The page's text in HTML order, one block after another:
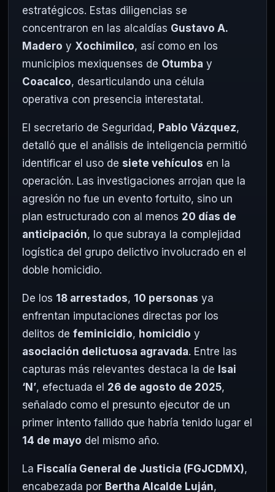
estratégicos. Estas diligencias se
concentraron en las alcaldías Gustavo A.
Madero y Xochimilco, así como en los
municipios mexiquenses de Otumba y
Coacalco, desarticulando una célula
operativa con presencia interestatal.
El secretario de Seguridad, Pablo Vázquez,
detalló que el análisis de inteligencia permitió
identificar el uso de siete vehículos en la
operación. Las investigaciones arrojan que la
agresión no fue un evento fortuito, sino un
plan estructurado con al menos 20 días de
anticipación, lo que subraya la complejidad
logística del grupo delictivo involucrado en el
doble homicidio.
De los 18 arrestados, 10 personas ya
enfrentan imputaciones directas por los
delitos de feminicidio, homicidio y
asociación delictuosa agravada. Entre las
capturas más relevantes destaca la de Isai
‘N’, efectuada el 26 de agosto de 2025,
señalado como el presunto ejecutor de un
primer intento fallido que habría tenido lugar el
14 de mayo del mismo año.
La Fiscalía General de Justicia (FGJCDMX),
encabezada por Bertha Alcalde Luján,